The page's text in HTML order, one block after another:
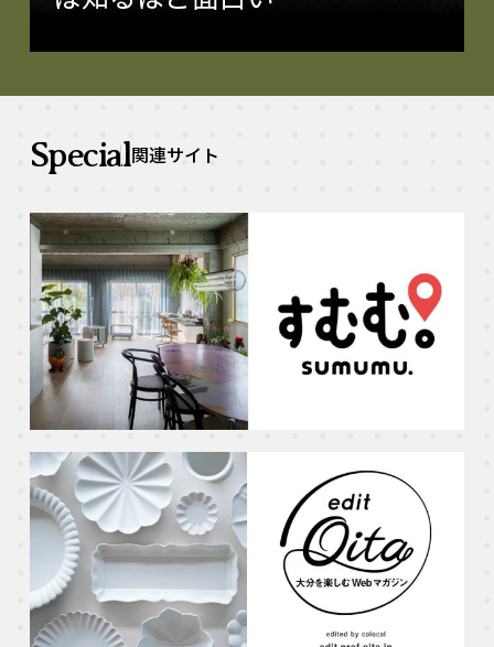
Special関連サイト